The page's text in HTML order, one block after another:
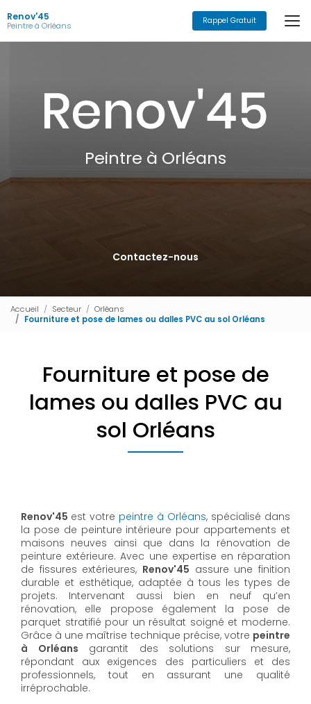
au
contenu
principal
Renov'45
Peintre à Orléans Rappel Gratuit
Peintre à Orléans
Contactez-nous
Accueil Secteur
Orléans
Fourniture et pose de lames ou dalles PVC au sol Orléans
Fourniture et pose de
lames ou dalles PVC au
sol Orléans
Renov'45 est votre peintre à Orléans, spécialisé dans
la pose de peinture intérieure pour appartements et
maisons neuves ainsi que dans la rénovation de
peinture extérieure. Avec une expertise en réparation
de fissures extérieures, Renov'45 assure une finition
durable et esthétique, adaptée à tous les types de
projets. Intervenant aussi bien en neuf qu’en
rénovation, elle propose également la pose de
parquet stratifié pour un résultat soigné et moderne.
Grâce à une maîtrise technique précise, votre peintre
à Orléans garantit des solutions sur mesure,
répondant aux exigences des particuliers et des
professionnels, tout en assurant une qualité
irréprochable.